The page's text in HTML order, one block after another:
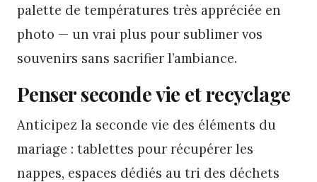
palette de températures très appréciée en
photo — un vrai plus pour sublimer vos
souvenirs sans sacrifier l’ambiance.
Penser seconde vie et recyclage
Anticipez la seconde vie des éléments du
mariage : tablettes pour récupérer les
nappes, espaces dédiés au tri des déchets